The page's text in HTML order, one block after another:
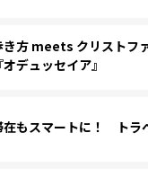
き方 meets クリストフ
デュッセイア』
在もスマートに！ トラ